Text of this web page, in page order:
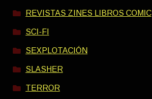
REVISTAS ZINES LIBROS COMIC
SCI-FI
SEXPLOTACIÓN
SLASHER
TERROR